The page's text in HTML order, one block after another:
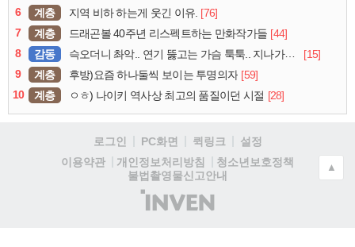
6
계층 지역 비하 하는게 웃긴 이유. [76]
7
계층 드래곤볼 40주년 리스펙트하는 만화작가들 [44]
8
감동 슥오더니 촤악.. 연기 뚫고는 가슴 툭툭.. 지나가던 아재의 정체
[15]
9
계층 후방)요즘 하나둘씩 보이는 투명의자 [59]
10
계층 ㅇㅎ) 나이키 역사상 최고의 품질이던 시절 [28]
로그인 PC화면 퀵링크
설정
이용약관
개인정보처리방침
청소년보호정책
불법촬영물신고안내
(주)
인
▲